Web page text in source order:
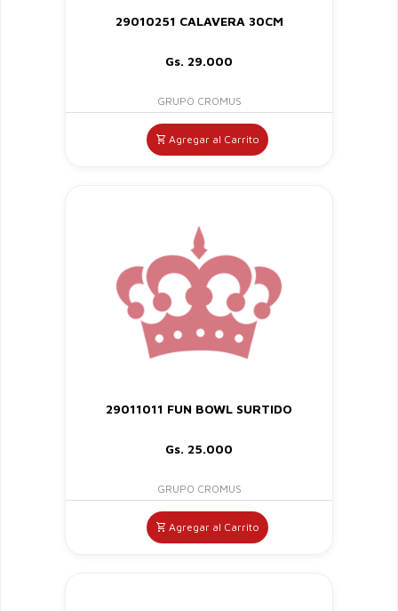
29010251 CALAVERA 30CM
Gs. 29.000
GRUPO CROMUS
Agregar al Carrito
29011011 FUN BOWL SURTIDO
Gs. 25.000
GRUPO CROMUS
Agregar al Carrito